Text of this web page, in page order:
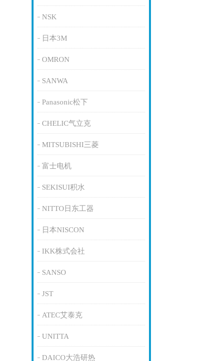
NSK
日本3M
OMRON
SANWA
Panasonic松下
CHELIC气立克
MITSUBISHI三菱
富士电机
SEKISUI积水
NITTO日东工器
日本NISCON
IKK株式会社
SANSO
JST
ATEC艾泰克
UNITTA
DAICO大浩研热